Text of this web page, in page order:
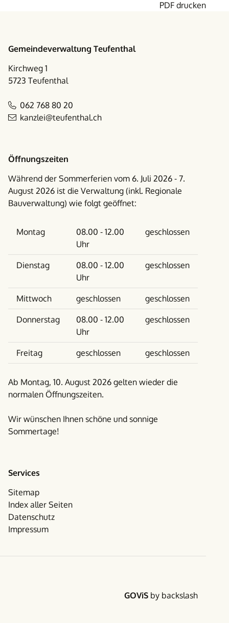
PDF drucken
Gemeindeverwaltung Teufenthal
Kirchweg 1
5723 Teufenthal
062 768 80 20
kanzlei@teufenthal.ch
Öffnungszeiten
Während der Sommerferien vom 6. Juli 2026 - 7.
August 2026 ist die Verwaltung (inkl. Regionale
Bauverwaltung) wie folgt geöffnet:
Wochentag Vormittag Nachmittag
Montag
08.00 - 12.00
Uhr
geschlossen
Dienstag
08.00 - 12.00
Uhr
geschlossen
Mittwoch geschlossen geschlossen
Donnerstag
08.00 - 12.00
Uhr
geschlossen
Freitag geschlossen geschlossen
Ab Montag, 10. August 2026 gelten wieder die
normalen Öffnungszeiten.
Wir wünschen Ihnen schöne und sonnige
Sommertage!
Services
Sitemap
Index aller Seiten
Datenschutz
Impressum
GOViS by backslash